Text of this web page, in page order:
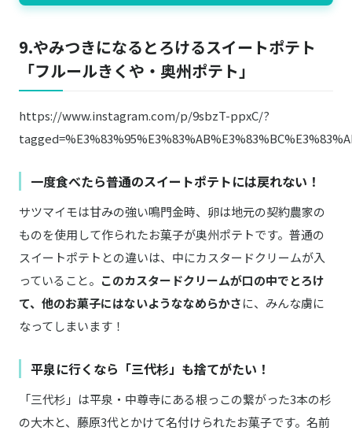
9.やみつきになるとろけるスイートポテト
「フルールきくや・奥州ポテト」
https://www.instagram.com/p/9sbzT-ppxC/?
一度食べたら普通のスイートポテトには戻れない！
サツマイモは甘みの強い鳴門金時、卵は地元の契約農家の
ものを使用して作られたお菓子が奥州ポテトです。普通の
スイートポテトとの違いは、中にカスタードクリームが入
っていること。 このカスタードクリームが口の中でとろけ
て、他のお菓子にはないようななめらかさに、みんな虜に
なってしまいます！
平泉に行くなら「三代杉」も捨てがたい！
「三代杉」は平泉・中尊寺にある根っこの繋がった3本の杉
の大木と、藤原3代とかけて名付けられたお菓子です。名前